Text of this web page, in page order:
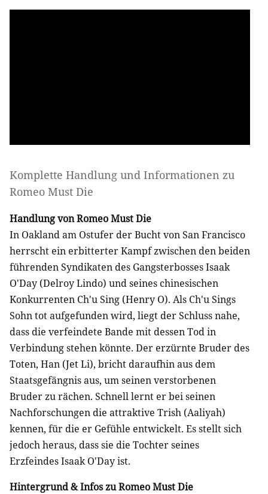
Komplette Handlung und Informationen zu
Romeo Must Die
Handlung von Romeo Must Die
In Oakland am Ostufer der Bucht von San Francisco
herrscht ein erbitterter Kampf zwischen den beiden
führenden Syndikaten des Gangsterbosses Isaak
O'Day (Delroy Lindo) und seines chinesischen
Konkurrenten Ch'u Sing (Henry O). Als Ch'u Sings
Sohn tot aufgefunden wird, liegt der Schluss nahe,
dass die verfeindete Bande mit dessen Tod in
Verbindung stehen könnte. Der erzürnte Bruder des
Toten, Han (Jet Li), bricht daraufhin aus dem
Staatsgefängnis aus, um seinen verstorbenen
Bruder zu rächen. Schnell lernt er bei seinen
Nachforschungen die attraktive Trish (Aaliyah)
kennen, für die er Gefühle entwickelt. Es stellt sich
jedoch heraus, dass sie die Tochter seines
Erzfeindes Isaak O'Day ist.
Hintergrund & Infos zu Romeo Must Die